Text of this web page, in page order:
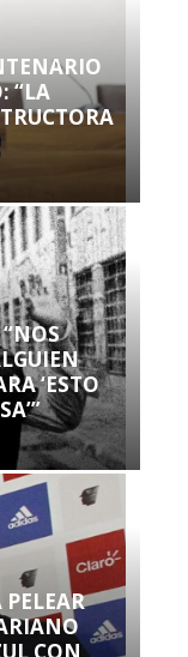
“LA
‘ESTO